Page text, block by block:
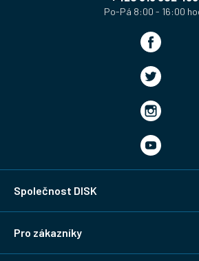
Společnost DISK
Pro zákazníky